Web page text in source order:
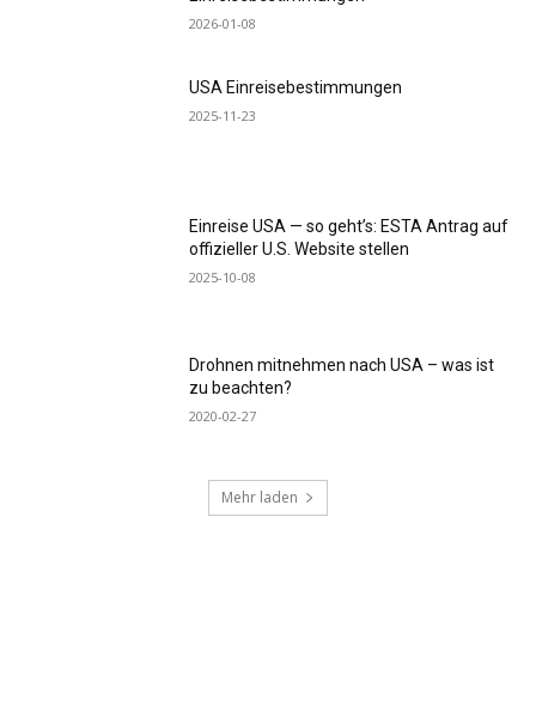
2026-01-08
USA Einreisebestimmungen
2025-11-23
Einreise USA — so geht’s: ESTA Antrag auf
offizieller U.S. Website stellen
2025-10-08
Drohnen mitnehmen nach USA – was ist
zu beachten?
2020-02-27
Mehr laden